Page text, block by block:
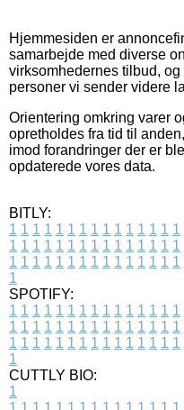
Hjemmesiden er
samarbejde med diverse
virksomhedernes tilbud,
personer vi sender videre
Orientering omkring varer
opretholdes fra tid til
imod forandringer der er
opdaterede vores data.
BITLY:
1 1 1 1 1 1 1 1 1 1 1 1 1 1 1
1 1 1 1 1 1 1 1 1 1 1 1 1 1 1
1 1 1 1 1 1 1 1 1 1 1 1 1 1 1
1
SPOTIFY:
1 1 1 1 1 1 1 1 1 1 1 1 1 1 1
1 1 1 1 1 1 1 1 1 1 1 1 1 1 1
1 1 1 1 1 1 1 1 1 1 1 1 1 1 1
1
CUTTLY BIO:
1